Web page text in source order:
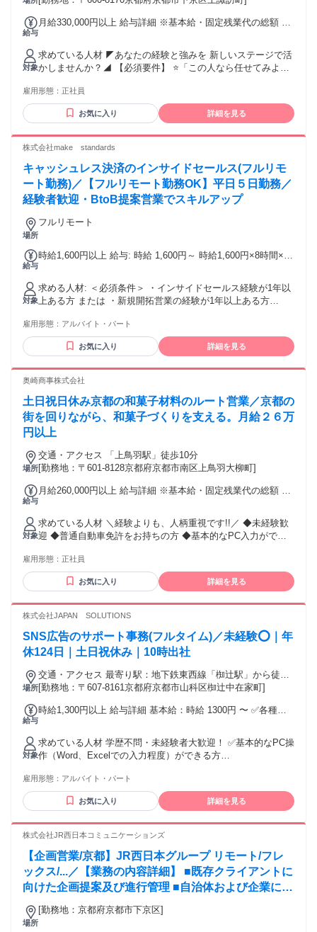
給与
月給330,000円以上 給与詳細 ※基本給・固定残業代の総額 基
7350円（固定残業時間：1ヶ月あたり40時間） 固定残業時間
を超えた勤務時間については別途残業代を支給する 【一律手
当】 全員に一律で支払われる通勤・皆勤・家族手当金額：な
し 全員に一律で支払われるその他手当金額：なし ※経験・能
業績により支給） 賞与年3回あり（会社業績により支給） ＜
手当等＞ 通勤手当：上限2万5000円
対象
求めている人材 ◤あなたの経験と強みを 新しいステージで活
かしませんか？◢ 【必須要件】 ⭐「この人なら任せてみよ
フロントに立って会話ができる方 ⭐Excel、Word、
PowerPointを使用し、顧客が直感的に理解しやすい「見やす
い資料」を作れる想像力のある方 ⭐オンラインでの商談や打
自分の中で納得・落とし込みを行い、関係各所と粘り強く調
きがない綺麗な物件写真が撮影できる方 【歓迎要件】 ＊人
材、広告、ITなどの「無形商材」を扱ってきた営業・ディレ
クション経験 ＊顧客へのヒアリング能力が高く、予算と納期
通りに納品するための手配や段取りを組み立てる実務経験 ＊
施工管理、設計、不動産管理などの建築・不動産業界の経験
築・不動産業界は未経験だが、営業やディレクションの経験
の営業・企画・調整に挑戦したい方 ・1人で抱え込まず、チー
ムや社長と相談しながら仕事を進めることを大切にする方
雇用形態： 正社員
お気に入り 詳細を見る
株式会社make standards
キャッシュレス決済のインサイドセールス(フルリモ
ート勤務)／【フルリモート勤務OK】平日５日勤務／
経験者歓迎・BtoB提案営業でスキルアップ
場所
フルリモート
給与
時給1,600円以上 給与: 時給 1,600円～ 時給1,600円×8時間×週
対象
求める人材: ＜必須条件＞ ・インサイドセールス経験が1年以
上ある方 または ・新規開拓営業の経験が1年以上ある方
Excel、スプレッドシートの使い方が分かる方 （入力操作が不
自由なく出来れば、関数が使い方まで分からなくてもOK） ・
コミュニケーションツール（Slack)の使用に抵抗のない方 ・
▼こんな方に向いています ・会話の中からニーズを引き出す
語化できる方 ・数字や改善を意識しながら働きたい方 ▼この
仕事で身につくスキル ・ヒアリング力／課題発見力 ・再現性
のあるトーク設計スキル ・インサイドセールスの基礎～応用
スキル
雇用形態： アルバイト・パート
お気に入り 詳細を見る
奥崎商事株式会社
土日祝日休み京都の和菓子材料のルート営業／京都の
街を回りながら、和菓子づくりを支える。月給２６万
円以上
場所
交通・アクセス 「上鳥羽駅」徒歩10分
[勤務地：〒601-8128京都府京都市南区上鳥羽大柳町]
給与
月給260,000円以上 給与詳細 ※基本給・固定残業代の総額 基
5000円（固定残業時間：1ヶ月あたり15時間） 固定残業時間
を超えた勤務時間については別途残業代を支給する 【一律手
当】 全員に一律で支払われる通勤・皆勤・家族手当金額：な
し 全員に一律で支払われるその他手当金額：あり 【各種手
回（業績による）
対象
求めている人材 ＼経験よりも、人柄重視です!!／ ◆未経験歓
迎 ◆普通自動車免許をお持ちの方 ◆基本的なPC入力ができ
くあいさつができればOK！ 先輩と一緒にお客様先を回りなが
ら、 納品や注文確認の流れを少しずつ覚えていきます。 ✨こ
んな方におすすめ✨ ・人と話すことが好き ・外に出る仕事が
ら正社員に挑戦したい 営業・ルート営業はもちろん、 配送や
由3号のイ・40歳未満（長期勤続によるキャリア形成のた
め））
雇用形態： 正社員
お気に入り 詳細を見る
株式会社JAPAN SOLUTIONS
SNS広告のサポート事務(フルタイム)／未経験⭕️｜年
休124日｜土日祝休み｜10時出社
場所
交通・アクセス 最寄り駅：地下鉄東西線「椥辻駅」から徒歩5
分前後 /車通勤OK
[勤務地：〒607-8161京都府京都市山科区椥辻中在家町]
給与
時給1,300円以上 給与詳細 基本給：時給 1300円 〜 ✅各種手
対象
求めている人材 学歴不問・未経験者大歓迎！ ✅基本的なPC操
作（Word、Excelでの入力程度）ができる方
新しいことにワクワクできる方 ✅仕事もプライベートも、両
方大切にしたい方
雇用形態： アルバイト・パート
お気に入り 詳細を見る
株式会社JR西日本コミュニケーションズ
【企画営業/京都】JR西日本グループ リモート/フレ
ックス/...／【業務の内容詳細】 ■既存クライアントに
向けた企画提案及び進行管理 ■自治体および企業に向
けたイベントおよび広告の企画提案、進行管理
場所
[勤務地：京都府京都市下京区]